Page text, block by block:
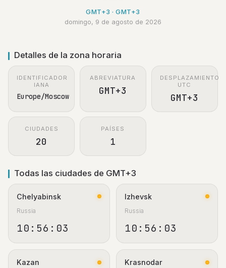
GMT+3 · GMT+3
domingo, 9 de agosto de 2026
Detalles de la zona horaria
IDENTIFICADOR
IANA
Europe/Moscow
ABREVIATURA
GMT+3
DESPLAZAMIENTO
UTC
GMT+3
CIUDADES
20
PAÍSES
1
Todas las ciudades de GMT+3
Chelyabinsk
Russia
10:56:03
Izhevsk
Russia
10:56:03
Kazan Krasnodar